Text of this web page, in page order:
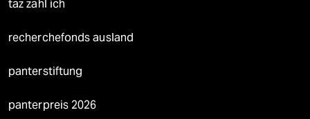
taz zahl ich
recherchefonds ausland
panterstiftung
panterpreis 2026